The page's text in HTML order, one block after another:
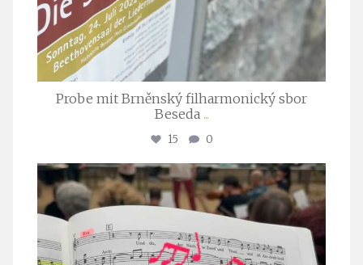
Probe mit Brněnský filharmonický sbor
Beseda ...
15 0
stuttgarter_oratorienchor
Juli 23